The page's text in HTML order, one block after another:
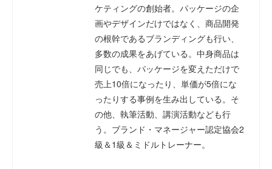
ケティングの創始者。パッケージの企
画やデザインだけではなく、商品開発
の根幹であるブランディングも行い、
多数の成果をあげている。中身商品は
同じでも、パッケージを変えただけで
売上10倍になったり、単価が5倍にな
ったりする事例を生み出している。そ
の他、執筆活動、講演活動なども行
う。ブランド・マネージャー認定協会2
級＆1級＆ミドルトレーナー。